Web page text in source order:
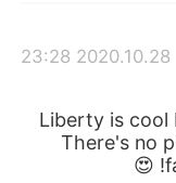
2020.10.28 23:28
Liberty is cool
There's no